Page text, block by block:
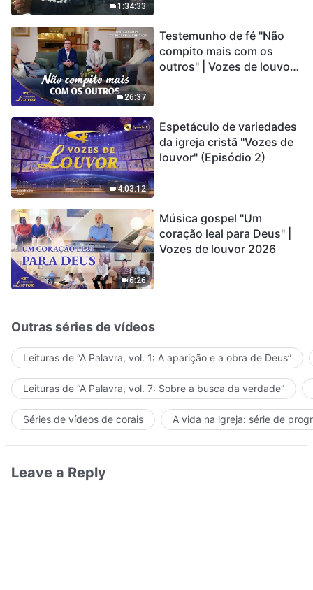
1:34:33
catástrofes ccontecem, a
humanidade está
entrando em contagem
26:37
Testemunho de fé "Não
compito mais com os
outros" | Vozes de louvor
4:03:12
Espetáculo de variedades
da igreja cristã "Vozes de
louvor" (Episódio 2)
6:26
Música gospel "Um
coração leal para Deus" |
Vozes de louvor 2026
Outras séries de vídeos
Leituras de “A Palavra, vol. 1: A aparição e a obra de Deus”
Leituras de “A Palavra, vol. 7: Sobre a busca da verdade”
Séries de vídeos de corais A vida na igreja: série de
Leave a Reply